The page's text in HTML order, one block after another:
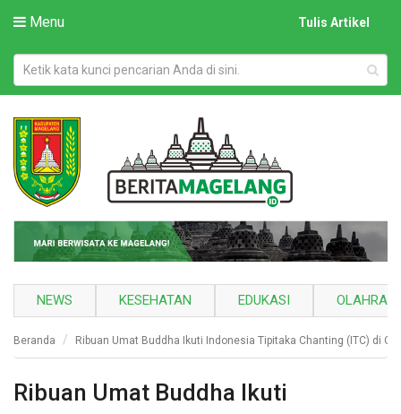
Menu Tulis Artikel
NEWS KESEHATAN EDUKASI
Beranda Ribuan Umat Buddha Ikuti Indonesia Tipitaka Chanting (ITC) di
Ribuan Umat Buddha Ikuti